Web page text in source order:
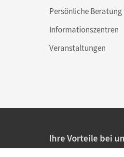
Persönliche Beratung
Informationszentren
Veranstaltungen
Ihre Vorteile bei